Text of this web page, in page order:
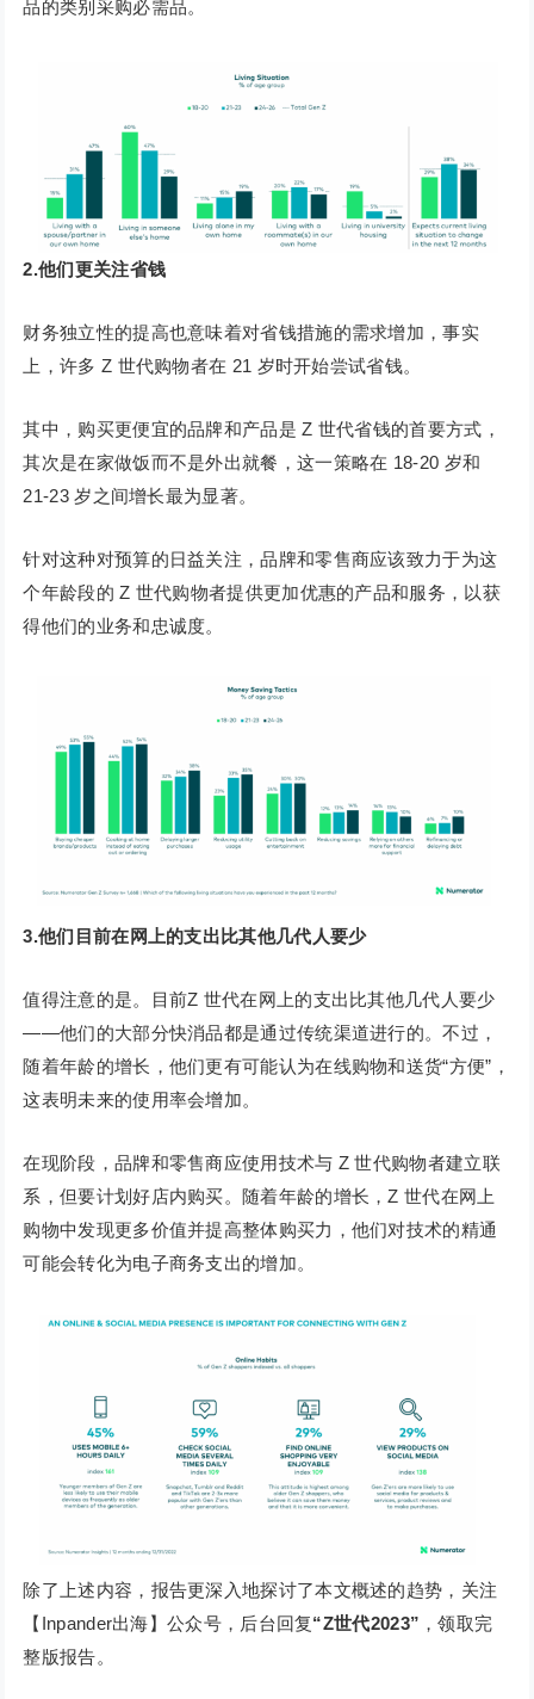
品的类别采购必需品。
2.他们更关注省钱
财务独立性的提高也意味着对省钱措施的需求增加，事实
上，许多 Z 世代购物者在 21 岁时开始尝试省钱。
其中，购买更便宜的品牌和产品是 Z 世代省钱的首要方式，
其次是在家做饭而不是外出就餐，这一策略在 18-20 岁和
21-23 岁之间增长最为显著。
针对这种对预算的日益关注，品牌和零售商应该致力于为这
个年龄段的 Z 世代购物者提供更加优惠的产品和服务，以获
得他们的业务和忠诚度。
3.他们目前在网上的支出比其他几代人要少
值得注意的是。目前Z 世代在网上的支出比其他几代人要少
——他们的大部分快消品都是通过传统渠道进行的。不过，
随着年龄的增长，他们更有可能认为在线购物和送货“方便”，
这表明未来的使用率会增加。
在现阶段，品牌和零售商应使用技术与 Z 世代购物者建立联
系，但要计划好店内购买。随着年龄的增长，Z 世代在网上
购物中发现更多价值并提高整体购买力，他们对技术的精通
可能会转化为电子商务支出的增加。
除了上述内容，报告更深入地探讨了本文概述的趋势，关注
【Inpander出海】公众号，后台回复“Z世代2023” ，领取完
整版报告。